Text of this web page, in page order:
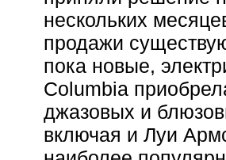
нескольких
продажи
пока новые,
Columbia
джазовых и
включая и Луи